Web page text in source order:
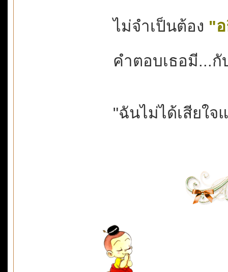
ไม่จำเป็นต้อง "
คำตอบเธอมี...
"ฉันไม่ได้เสียใจ